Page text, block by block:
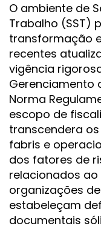
O ambiente de
Trabalho (SST)
transformação
recentes
vigência
Gerenciamento
Norma
escopo de
transcendera
fabris e
dos fatores de
relacionados ao
organizações
estabeleçam
documentais